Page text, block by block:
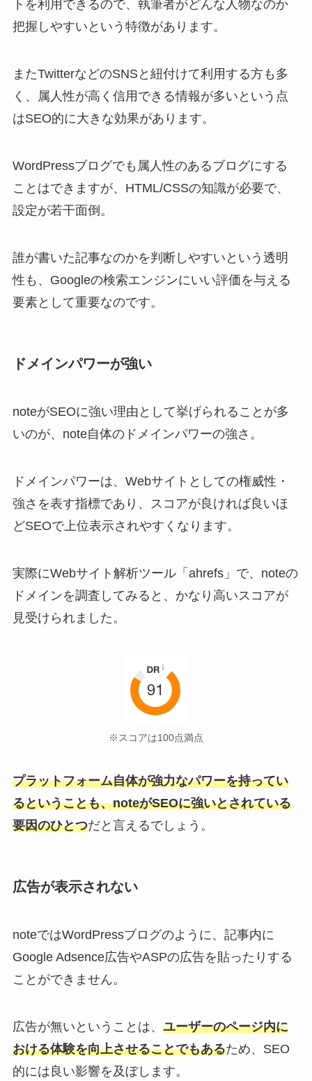
トを利用できるので、執筆者がどんな人物なのか
把握しやすいという特徴があります。
またTwitterなどのSNSと紐付けて利用する方も多
く、属人性が高く信用できる情報が多いという点
はSEO的に大きな効果があります。
WordPressブログでも属人性のあるブログにする
ことはできますが、HTML/CSSの知識が必要で、
設定が若干面倒。
誰が書いた記事なのかを判断しやすいという透明
性も、Googleの検索エンジンにいい評価を与える
要素として重要なのです。
ドメインパワーが強い
noteがSEOに強い理由として挙げられることが多
いのが、note自体のドメインパワーの強さ。
ドメインパワーは、Webサイトとしての権威性・
強さを表す指標であり、スコアが良ければ良いほ
どSEOで上位表示されやすくなります。
実際にWebサイト解析ツール「ahrefs」で、noteの
ドメインを調査してみると、かなり高いスコアが
見受けられました。
※スコアは100点満点
プラットフォーム自体が強力なパワーを持ってい
るということも、noteがSEOに強いとされている
要因のひとつだと言えるでしょう。
広告が表示されない
noteではWordPressブログのように、記事内に
Google Adsence広告やASPの広告を貼ったりする
ことができません。
広告が無いということは、 ユーザーのページ内に
おける体験を向上させることでもあるため、SEO
的には良い影響を及ぼします。